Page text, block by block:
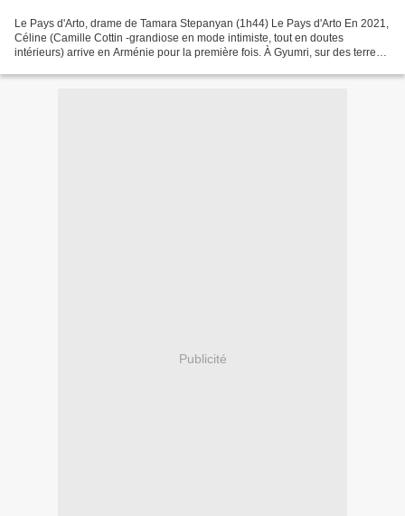
Le Pays d'Arto, drame de Tamara Stepanyan (1h44) Le Pays d'Arto En 2021,
Céline (Camille Cottin -grandiose en mode intimiste, tout en doutes
intérieurs) arrive en Arménie pour la première fois. À Gyumri, sur des terres
Publicité